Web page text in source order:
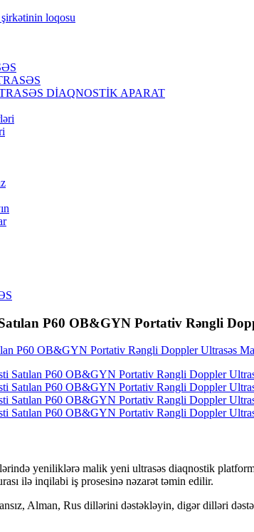
DİAQNOSTİK APARAT
P60 OB&GYN Portativ Rəngli
yeniliklərə malik yeni ultrasəs diaqnostik
ilə inqilabi iş prosesinə nəzarət təmin edilir.
Alman, Rus dillərini dəstəkləyin, digər dilləri